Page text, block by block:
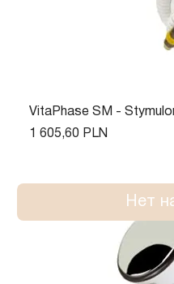
VitaPhase SM -
Цена
1 605,60 PLN
Нет